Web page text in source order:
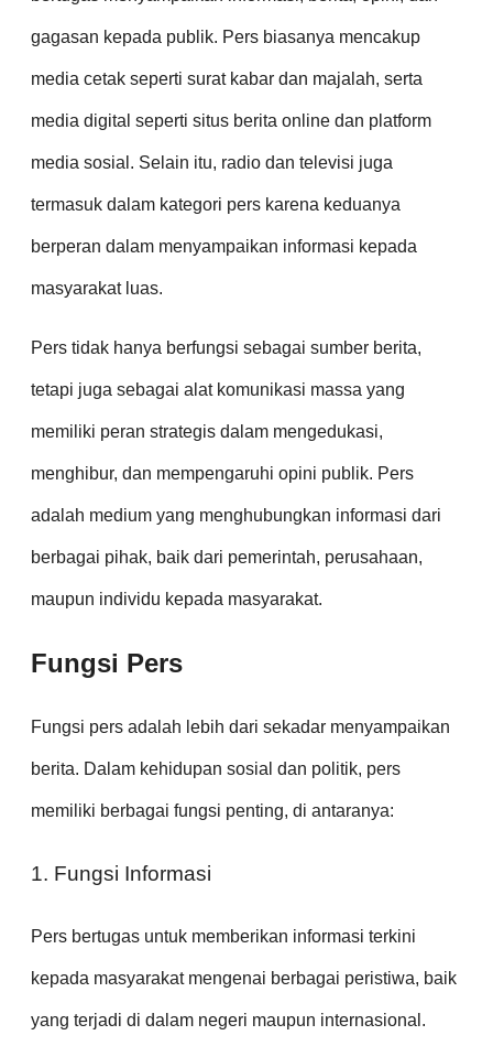
gagasan kepada publik. Pers biasanya mencakup
media cetak seperti surat kabar dan majalah, serta
media digital seperti situs berita online dan platform
media sosial. Selain itu, radio dan televisi juga
termasuk dalam kategori pers karena keduanya
berperan dalam menyampaikan informasi kepada
masyarakat luas.
Pers tidak hanya berfungsi sebagai sumber berita,
tetapi juga sebagai alat komunikasi massa yang
memiliki peran strategis dalam mengedukasi,
menghibur, dan mempengaruhi opini publik. Pers
adalah medium yang menghubungkan informasi dari
berbagai pihak, baik dari pemerintah, perusahaan,
maupun individu kepada masyarakat.
Fungsi Pers
Fungsi pers adalah lebih dari sekadar menyampaikan
berita. Dalam kehidupan sosial dan politik, pers
memiliki berbagai fungsi penting, di antaranya:
1. Fungsi Informasi
Pers bertugas untuk memberikan informasi terkini
kepada masyarakat mengenai berbagai peristiwa, baik
yang terjadi di dalam negeri maupun internasional.